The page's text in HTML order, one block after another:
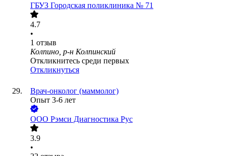
ГБУЗ Городская поликлиника № 71
4.7
•
1 отзыв
Колпино, р-н Колпинский
Откликнитесь среди первых
Откликнуться
Врач-онколог (маммолог)
Опыт 3-6 лет
ООО Рэмси Диагностика Рус
3.9
•